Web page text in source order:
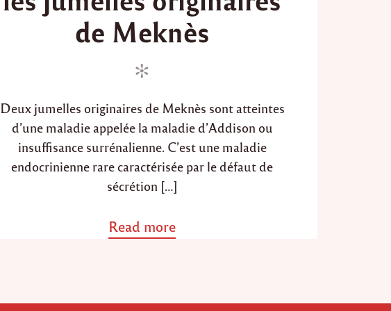
d
i
n
d
o
n
de Meknès
Deux jumelles originaires de Meknès sont atteintes
d’une maladie appelée la maladie d’Addison ou
insuffisance surrénalienne. C’est une maladie
endocrinienne rare caractérisée par le défaut de
sécrétion […]
Read morea
b
A